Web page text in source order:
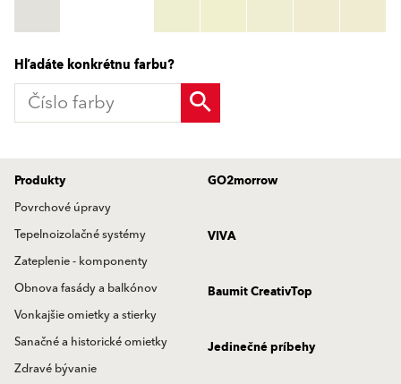
Zistiť viac
Hľadáte konkrétnu farbu?
Produkty
Povrchové úpravy
Tepelnoizolačné systémy
Zateplenie - komponenty
Obnova fasády a balkónov
Vonkajšie omietky a stierky
Sanačné a historické omietky
Zdravé bývanie
GO2morrow
VIVA
Baumit CreativTop
Jedinečné príbehy